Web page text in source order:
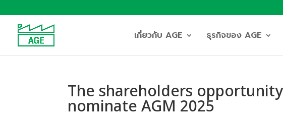
เกี่ยวกับ AGE ธุรกิจของ AGE
The shareholders
nominate AGM 2025